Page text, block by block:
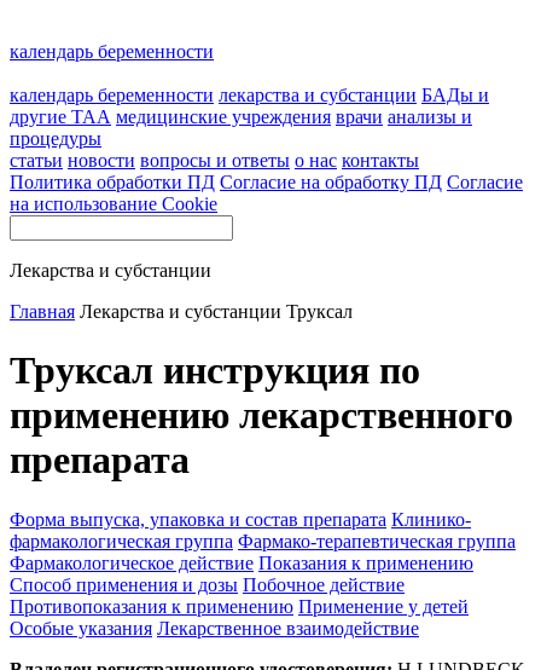
календарь беременности
календарь беременности лекарства и субстанции БАДы и
другие ТАА медицинские учреждения врачи анализы и
процедуры
статьи новости вопросы и ответы о нас контакты
Политика обработки ПД Согласие на обработку ПД Согласие
на использование Cookie
Лекарства и субстанции
Главная Лекарства и субстанции Труксал
Труксал инструкция по
применению лекарственного
препарата
Форма выпуска, упаковка и состав препарата Клинико-
фармакологическая группа Фармако-терапевтическая группа
Фармакологическое действие Показания к применению
Способ применения и дозы Побочное действие
Противопоказания к применению Применение у детей
Особые указания Лекарственное взаимодействие